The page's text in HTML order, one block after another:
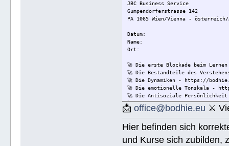
JBC Business Service
Gumpendorferstrasse 142
PA 1065 Wien/Vienna -
Datum:
Name:
Ort:
🚀 Die erste Blockade beim
🚀 Die Bestandteile des
🚀 Die Dynamiken - https://
🚀 Die emotionelle Tonskala -
🚀 Die Antisoziale
🚀 Die Lösung für Konflikte -
🚀 Lösungen für eine
🚀 Ethik unjd die Zustände -
🚀 Integrität und Ehrlichkeit -
Wie Sie jemandem helfen
📩office@bodhie.eu ⚔
Hier befinden sich
und Kurse sich zubilden,